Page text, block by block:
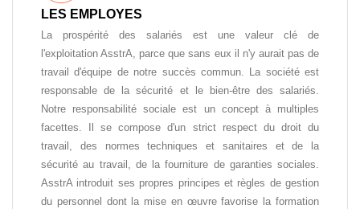
LES EMPLOYES
La prospérité des salariés est une valeur clé de
l'exploitation AsstrA, parce que sans eux il n'y aurait pas de
travail d'équipe de notre succès commun. La société est
responsable de la sécurité et le bien-être des salariés.
Notre responsabilité sociale est un concept à multiples
facettes. Il se compose d'un strict respect du droit du
travail, des normes techniques et sanitaires et de la
sécurité au travail, de la fourniture de garanties sociales.
AsstrA introduit ses propres principes et règles de gestion
du personnel dont la mise en œuvre favorise la formation